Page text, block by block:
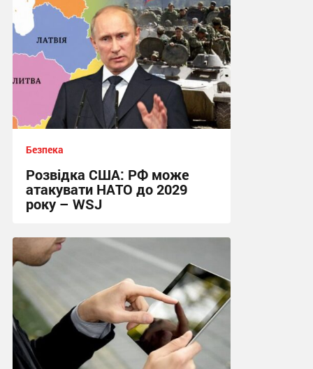
Безпека
Розвідка США: РФ може
атакувати НАТО до 2029
року – WSJ
11:43, 7.08.2026